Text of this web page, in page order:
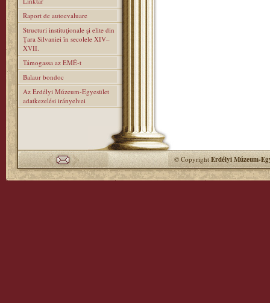
Raport de autoevaluare
Structuri instituţionale şi elite din
Ţara Silvaniei în secolele XIV–
XVII.
Támogassa az EMÉ-t
Balaur bondoc
Az Erdélyi Múzeum-Egyesület
adatkezelési irányelvei
© CopyrightErdélyi Múzeum-